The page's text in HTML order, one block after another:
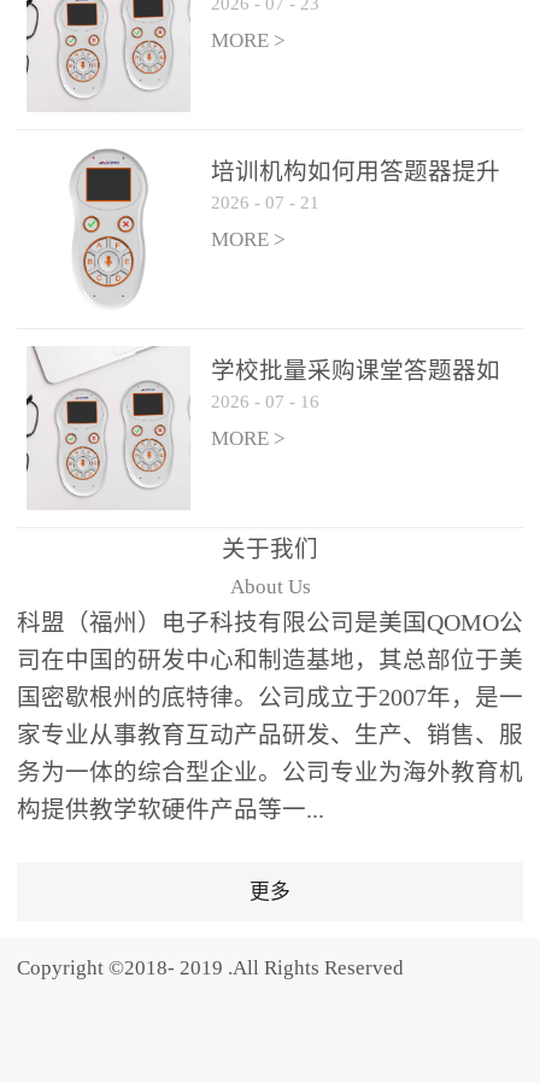
整个过程不超过 30 秒，完
美融入正常教学流程，避
免打断课堂连贯性。无论
点讲解互动，还是课后即
时反馈，QVote 都能灵活
适配不同教学环节需求，
让教师专注于教学内容本
身，而非技术操作。多元
热情QVote 提供了丰富的
互动功能矩阵，满足不同
学科、不同教学目标的互
动需求：即时答题：支持
单选题、多选题、判断题
等基础题型，学生通过答
题器快速响应，系统实时
统计答题数据并生成可视
化图表，让教师瞬间掌握
学生知识掌握情况。主观
反馈：包含简答题、观点
阐述等开放式互动，鼓励
学生自由表达思考过程，
培养批判性思维与表达能
功能增加课堂趣味性，同
吗？
MORE >
培训机构如何用答题器提升
学生专注度
2026 - 07 - 21
MORE >
学校批量采购课堂答题器如
何选厂家
2026 - 07 - 16
MORE >
关于我们
About Us
科盟（福州）电子科技有限公司是美国QOMO公
司在中国的研发中心和制造基地，其总部位于美
国密歇根州的底特律。公司成立于2007年，是一
家专业从事教育互动产品研发、生产、销售、服
务为一体的综合型企业。公司专业为海外教育机
构提供教学软硬件产品等一...
更多
Copyright ©2018- 2019 .All Rights Reserved